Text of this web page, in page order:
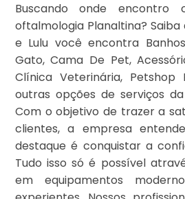
Buscando onde encontro
oftalmologia Planaltina? Saiba
e Lulu você encontra
Gato, Cama De Pet,
Clínica Veterinária, Petshop
outras opções de serviços
Com o objetivo de trazer a
clientes, a empresa
destaque é conquistar a
Tudo isso só é possível
em equipamentos